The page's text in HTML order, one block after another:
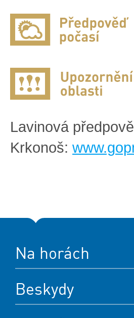
Lavinová
Krkonoš:
Na horách
Beskydy